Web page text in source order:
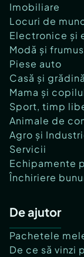
Imobiliare
Locuri de
Electronice și
Modă și
Piese auto
Casă și grădină
Mama și
Sport, timp
Animale de
Agro și
Servicii
Echipamente
Închiriere
De ajutor
Pachetele
De ce să vinzi